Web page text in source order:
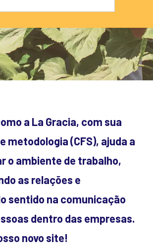
a La Gracia, com sua
metodologia (CFS), ajuda a
o ambiente de trabalho,
as relações e
sentido na comunicação
dentro das empresas.
novo site!